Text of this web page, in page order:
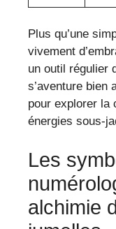
Plus qu’une
vivement
un outil régulier
s’aventure bien
pour explorer la
énergies sous-
Les
alchimie